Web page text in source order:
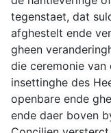
tegenstaet, dat
afghestelt ende
gheen
die ceremonie van
insettinghe des
openbare ende
ende daer boven